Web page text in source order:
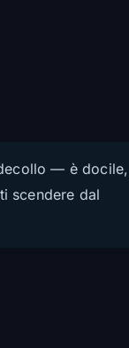
— è docile,
scendere dal